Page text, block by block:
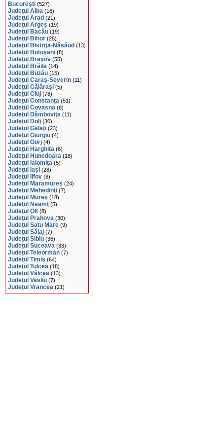
Bucureşti (527)
Judeţul Alba (16)
Judeţul Arad (21)
Judeţul Argeş (19)
Judeţul Bacău (19)
Judeţul Bihor (25)
Judeţul Bistriţa-Năsăud (13)
Judeţul Botoşani (8)
Judeţul Braşov (55)
Judeţul Brăila (14)
Judeţul Buzău (15)
Judeţul Caraş-Severin (11)
Judeţul Călăraşi (5)
Judeţul Cluj (78)
Judeţul Constanţa (51)
Judeţul Covasna (8)
Judeţul Dâmboviţa (11)
Judeţul Dolj (30)
Judeţul Galaţi (23)
Judeţul Giurgiu (4)
Judeţul Gorj (4)
Judeţul Harghita (6)
Judeţul Hunedoara (18)
Judeţul Ialomiţa (5)
Judeţul Iaşi (28)
Judeţul Ilfov (8)
Judeţul Maramureş (24)
Judeţul Mehedinţi (7)
Judeţul Mureş (18)
Judeţul Neamţ (5)
Judeţul Olt (8)
Judeţul Prahova (30)
Judeţul Satu Mare (9)
Judeţul Sălaj (7)
Judeţul Sibiu (36)
Judeţul Suceava (33)
Judeţul Teleorman (7)
Judeţul Timiş (64)
Judeţul Tulcea (18)
Judeţul Vâlcea (13)
Judeţul Vaslui (7)
Judeţul Vrancea (21)